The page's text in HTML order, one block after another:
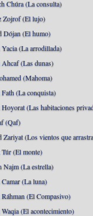
Chúra (La consulta)
Zojrof (El lujo)
Dójan (El humo)
(La arrodillada)
(Las dunas)
(Mahoma)
(La conquista)
(Las habitaciones
(Qaf)
Zariyat (Los vientos que
(El monte)
Najm (La estrella)
(La luna)
(El Compasivo)
(El acontecimiento)